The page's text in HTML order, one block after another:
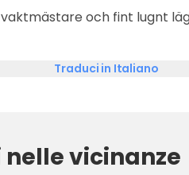
och fint lugnt
Traduci in Italiano
vicinanze